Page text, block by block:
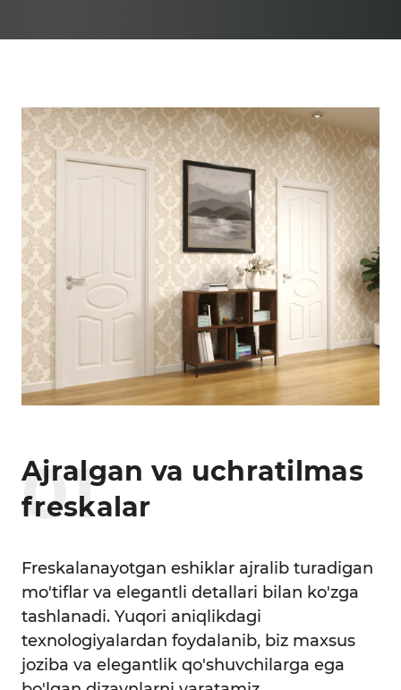
Ajralgan va uchratilmas
freskalar
01
Freskalanayotgan eshiklar ajralib turadigan
mo'tiflar va elegantli detallari bilan ko'zga
tashlanadi. Yuqori aniqlikdagi
texnologiyalardan foydalanib, biz maxsus
joziba va elegantlik qo'shuvchilarga ega